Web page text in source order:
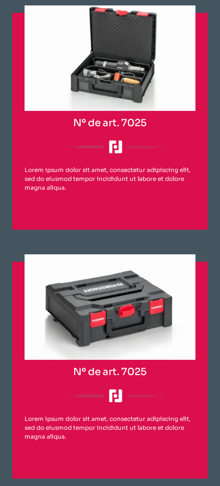
Nº de art. 7025
Lorem ipsum dolor sit amet, consectetur adipiscing elit,
sed do eiusmod tempor incididunt ut labore et dolore
magna aliqua.
Nº de art. 7025
Lorem ipsum dolor sit amet, consectetur adipiscing elit,
sed do eiusmod tempor incididunt ut labore et dolore
magna aliqua.